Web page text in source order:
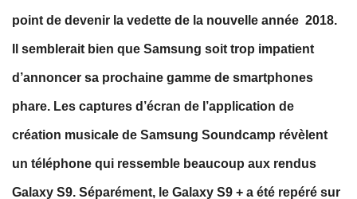
point de devenir la vedette de la nouvelle année 2018.
Il semblerait bien que Samsung soit trop impatient
d’annoncer sa prochaine gamme de smartphones
phare. Les captures d’écran de l’application de
création musicale de Samsung Soundcamp révèlent
un téléphone qui ressemble beaucoup aux rendus
Galaxy S9. Séparément, le Galaxy S9 + a été repéré sur